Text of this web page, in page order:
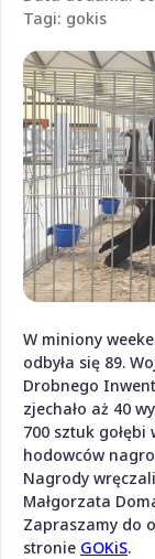
Tagi: gokis
W miniony
odbyła się 89.
Drobnego
zjechało aż 40
700 sztuk
hodowców
Nagrody
Małgorzata
Zapraszamy do
stronie GOKiS.